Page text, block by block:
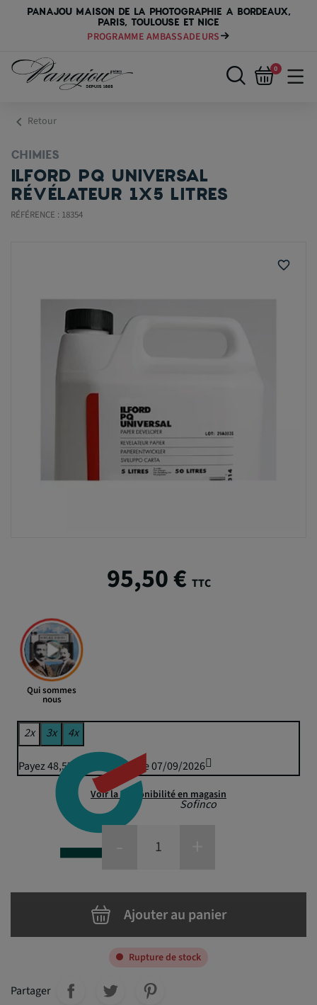
PANAJOU MAISON DE LA PHOTOGRAPHIE A BORDEAUX,
PARIS, TOULOUSE ET NICE
PROGRAMME AMBASSADEURS
0
chevron_left Retour
CHIMIES
ILFORD PQ UNIVERSAL
RÉVÉLATEUR 1X5 LITRES
RÉFÉRENCE : 18354
favorite_border
95,50 € TTC
Qui sommes
nous
Sofinco
2x 3x 4x
Payez 48,57 € puis 47,75 € le 07/09/2026
Voir la disponibilité en magasin
Ajouter au panier
Rupture de stock
Partager